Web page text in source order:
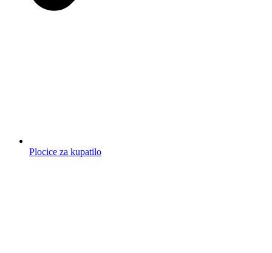
Plocice za kupatilo